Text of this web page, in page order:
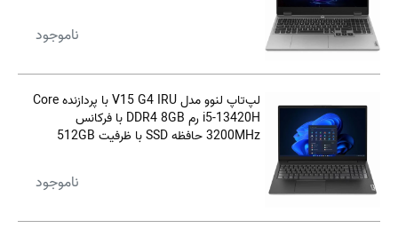
ناموجود
لپ‌تاپ لنوو مدل V15 G4 IRU با پردازنده Core
i5-13420H رم DDR4 8GB با فرکانس
3200MHz حافظه SSD با ظرفیت 512GB
ناموجود